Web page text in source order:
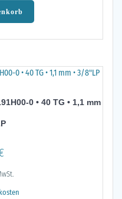
0 • 40 TG • 1,1 mm